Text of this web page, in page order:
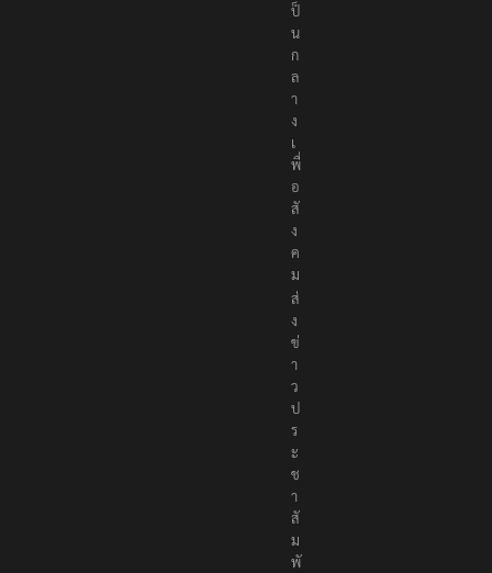
ป็
น
ก
ล
า
ง
เ
พื่
อ
สั
ง
ค
ม
ส่
ง
ข่
า
ว
ป
ร
ะ
ช
า
สั
ม
พั